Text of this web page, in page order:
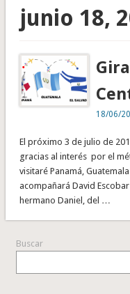
junio 18,
18/06/
El próximo 3 de julio de
gracias al interés por el
visitaré Panamá,
acompañará David
hermano Daniel, del …
Buscar